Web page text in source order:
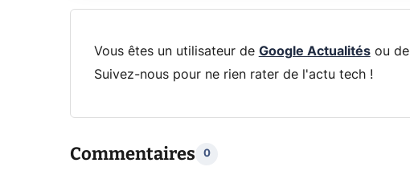
Vous êtes un utilisateur de Google Actualitésou de
Suivez-nous pour ne rien rater de l'actu tech !
Commentaires 0